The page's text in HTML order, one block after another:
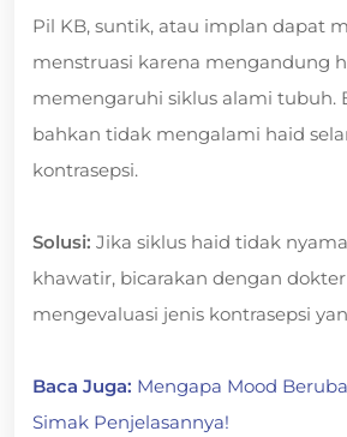
Pil KB, suntik, atau implan dapat
menstruasi karena mengandung
memengaruhi siklus alami tubuh.
bahkan tidak mengalami haid
kontrasepsi.
Solusi: Jika siklus haid tidak
khawatir, bicarakan dengan
mengevaluasi jenis kontrasepsi
Baca Juga: Mengapa Mood
Simak Penjelasannya!